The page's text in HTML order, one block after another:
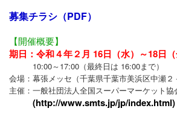
セミナー・イベント
ビジネススクール
山形食品産業協議会
山形産 新グルメ発見！プロジェクト
募集チラシ（PDF）
【開催概要】
期日：令和４年２月 16日（水）～18日（
10:00～17:00（最終日は 16:00まで）
会場：幕張メッセ（千葉県千葉市美浜区中瀬２
主催：一般社団法人全国スーパーマーケット協
(http://www.smts.jp/jp/index.html)